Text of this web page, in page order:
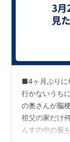
■4ヶ月ぶりに
行かないうち
の奥さんが脳
祖父の家だけ
んすの中の服